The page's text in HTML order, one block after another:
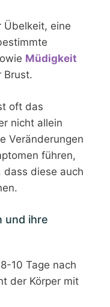
Übelkeit, eine
Müdigkeit
Brust.
oft das
nicht allein
Veränderungen
führen,
diese auch
und ihre
10 Tage nach
der Körper mit